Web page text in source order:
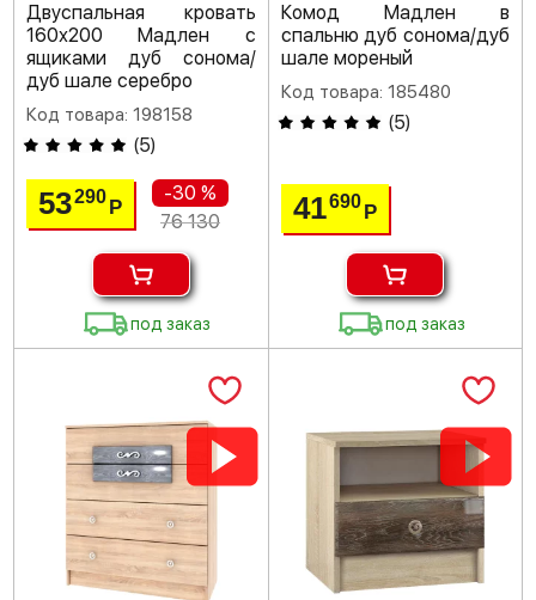
Двуспальная кровать
160х200 Мадлен с
ящиками дуб сонома/
дуб шале серебро
Код товара: 198158
(5)
53290Р
-30 %
76 130
под заказ
Комод Мадлен в
спальню дуб сонома/дуб
шале мореный
Код товара: 185480
(5)
41690 Р
под заказ